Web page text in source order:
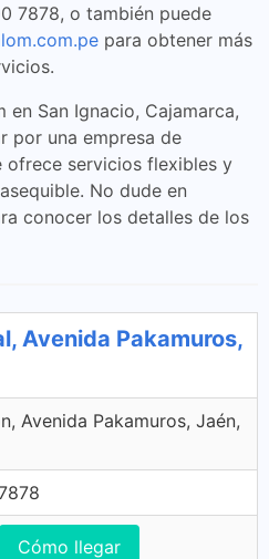
7878, o también puede
para obtener más
en San Ignacio, Cajamarca,
por una empresa de
ofrece servicios flexibles y
No dude en
conocer los detalles de los
Avenida Pakamuros,
Avenida Pakamuros, Jaén,
Cómo llegar